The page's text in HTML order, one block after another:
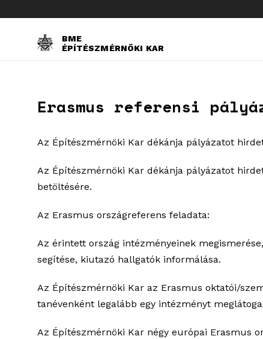
BME
ÉPÍTÉSZMÉRNÖKI KAR
Erasmus referensi
Az Építészmérnöki Kar dékánja pályázatot
Az Építészmérnöki Kar dékánja pályázatot
betöltésére.
Az Erasmus országreferens feladata:
Az érintett ország intézményeinek
segítése, kiutazó hallgatók informálása.
Az Építészmérnöki Kar az Erasmus oktatói/
tanévenként legalább egy intézményt
Az Építészmérnöki Kar négy európai Erasmus